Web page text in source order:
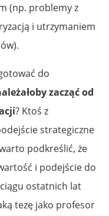
(np. problemy z
i utrzymaniem
do
zacząć od
? Ktoś z
strategiczne
podkreślić, że
i podejście do
ostatnich lat
tezę jako profesor